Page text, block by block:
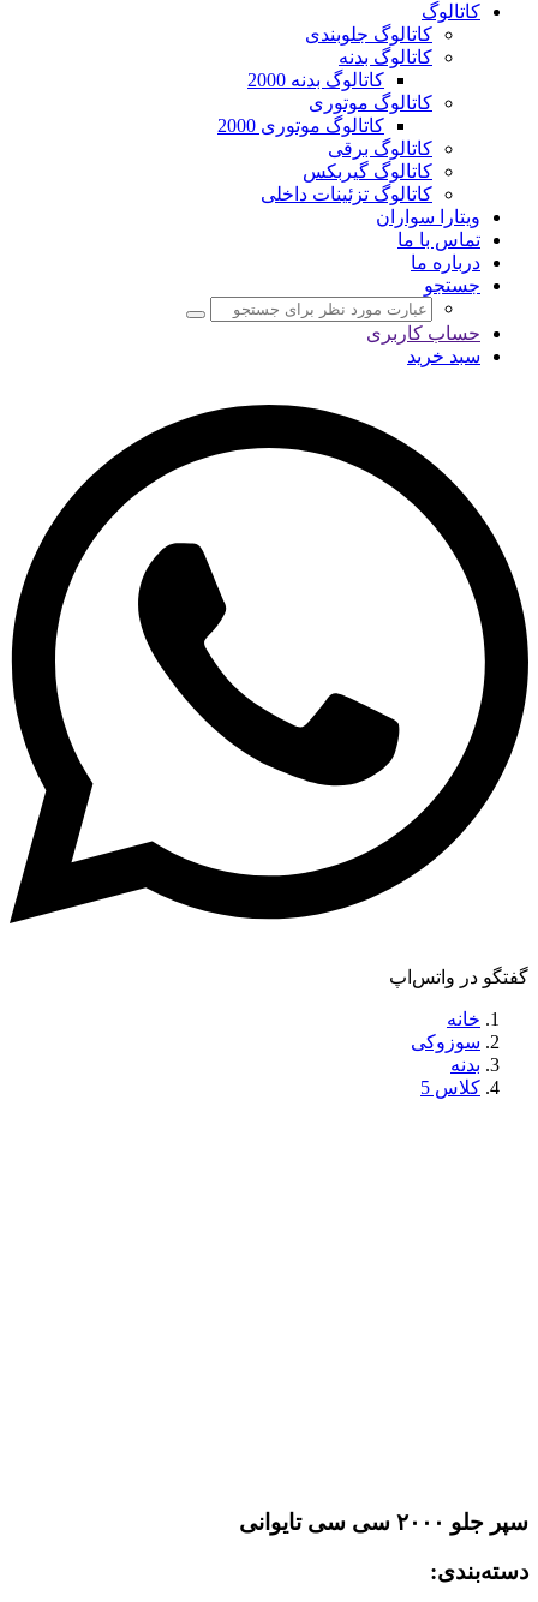
کاتالوگ
کاتالوگ جلوبندی
کاتالوگ بدنه
کاتالوگ بدنه 2000
کاتالوگ موتوری
کاتالوگ موتوری 2000
کاتالوگ برقی
کاتالوگ گیربکس
کاتالوگ تزئینات داخلی
ویتارا سواران
تماس با ما
درباره ما
جستجو
حساب کاربری
سبد خرید
گفتگو در واتس‌اپ
خانه
سوزوکی
بدنه
کلاس 5
سپر جلو ۲۰۰۰ سی سی تایوانی
دسته‌بندی: